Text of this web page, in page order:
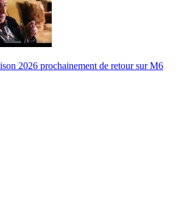
2026 prochainement de retour sur M6